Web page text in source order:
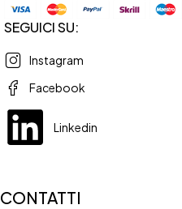
SEGUICI SU:
Instagram
Facebook
Linkedin
CONTATTI